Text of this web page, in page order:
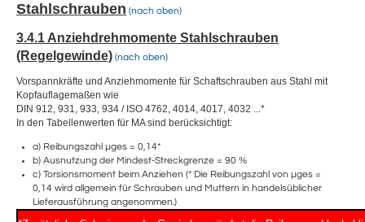
Stahlschrauben (nach oben)
3.4.1 Anziehdrehmomente Stahlschrauben
(Regelgewinde) (nach oben)
Vorspannkräfte und Anziehmomente für Schaftschrauben aus Stahl mit
Kopfauflagemaßen wie
DIN 912, 931, 933, 934 / ISO 4762, 4014, 4017, 4032 ...*
In den Tabellenwerten für MA sind berücksichtigt:
a) Reibungszahl µges = 0,14*
b) Ausnutzung der Mindest-Streckgrenze = 90 %
c) Torsionsmoment beim Anziehen (* Die Reibungszahl von µges =
0,14 wird allgemein für Schrauben und Muttern in handelsüblicher
Lieferausführung angenommen.)